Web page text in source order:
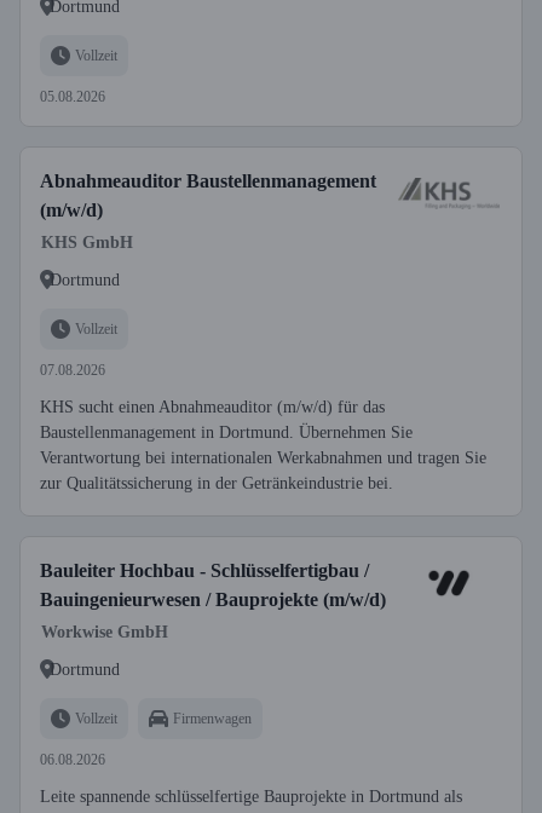
Dortmund
Vollzeit
05.08.2026
Abnahmeauditor Baustellenmanagement
(m/w/d)
KHS GmbH
Dortmund
Vollzeit
07.08.2026
KHS sucht einen Abnahmeauditor (m/w/d) für das
Baustellenmanagement in Dortmund. Übernehmen Sie
Verantwortung bei internationalen Werkabnahmen und tragen Sie
zur Qualitätssicherung in der Getränkeindustrie bei.
Bauleiter Hochbau - Schlüsselfertigbau /
Bauingenieurwesen / Bauprojekte (m/w/d)
Workwise GmbH
Dortmund
Vollzeit Firmenwagen
06.08.2026
Leite spannende schlüsselfertige Bauprojekte in Dortmund als